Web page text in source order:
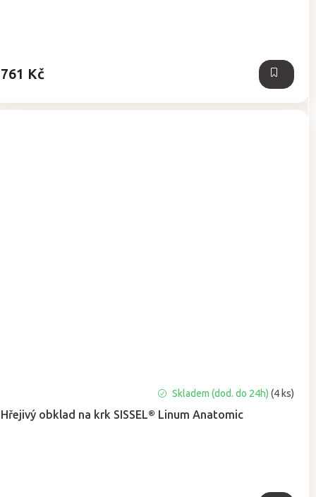
761 Kč
Hřejivý obklad na krk SISSEL® Linum Anatomic
Skladem (dod. do 24h) (4 ks)